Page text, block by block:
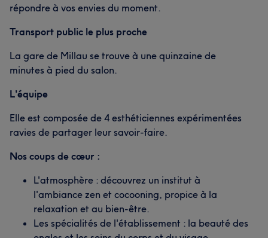
répondre à vos envies du moment.
Transport public le plus proche
La gare de Millau se trouve à une quinzaine de
minutes à pied du salon.
L'équipe
Elle est composée de 4 esthéticiennes expérimentées
ravies de partager leur savoir-faire.
Nos coups de cœur :
L'atmosphère : découvrez un institut à
l'ambiance zen et cocooning, propice à la
relaxation et au bien-être.
Les spécialités de l'établissement : la beauté des